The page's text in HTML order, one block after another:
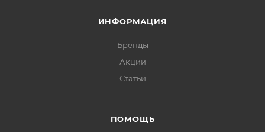
ИНФОРМАЦИЯ
Бренды
Акции
Статьи
ПОМОЩЬ